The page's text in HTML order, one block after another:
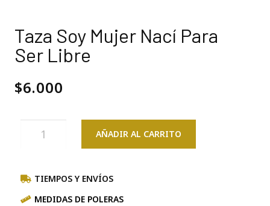
Taza Soy Mujer Nací Para
Ser Libre
$6.000
AÑADIR AL CARRITO
TIEMPOS Y ENVÍOS
MEDIDAS DE POLERAS